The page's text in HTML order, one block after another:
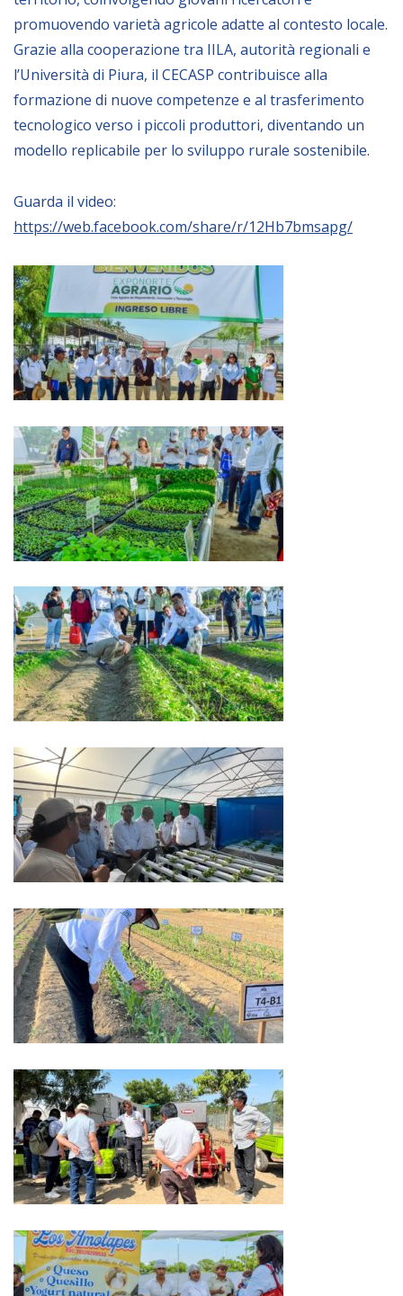
promuovendo varietà agricole adatte al contesto locale.
Grazie alla cooperazione tra IILA, autorità regionali e
l’Università di Piura, il CECASP contribuisce alla
formazione di nuove competenze e al trasferimento
tecnologico verso i piccoli produttori, diventando un
modello replicabile per lo sviluppo rurale sostenibile.
Guarda il video:
https://web.facebook.com/share/r/12Hb7bmsapg/